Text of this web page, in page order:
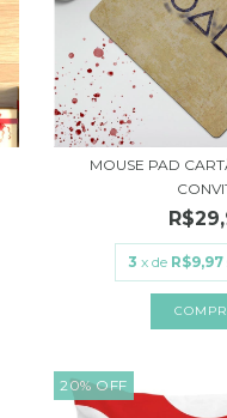
MOUSE PAD
3 x de R$9,97
20% OFF